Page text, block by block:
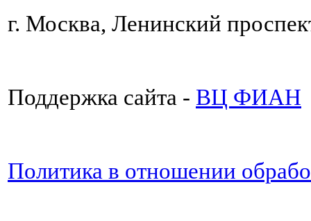
г. Москва, Ленинский
Поддержка сайта - ВЦ ФИАН
Политика в отношении